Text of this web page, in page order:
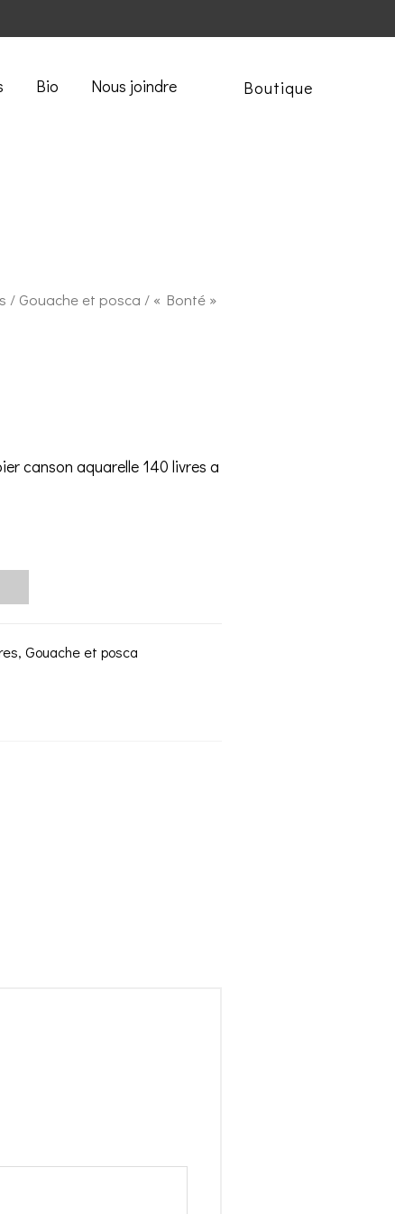
Bio Nous joindre Boutique
/ Gouache et posca / « Bonté »
canson aquarelle 140 livres a
,Gouache et posca